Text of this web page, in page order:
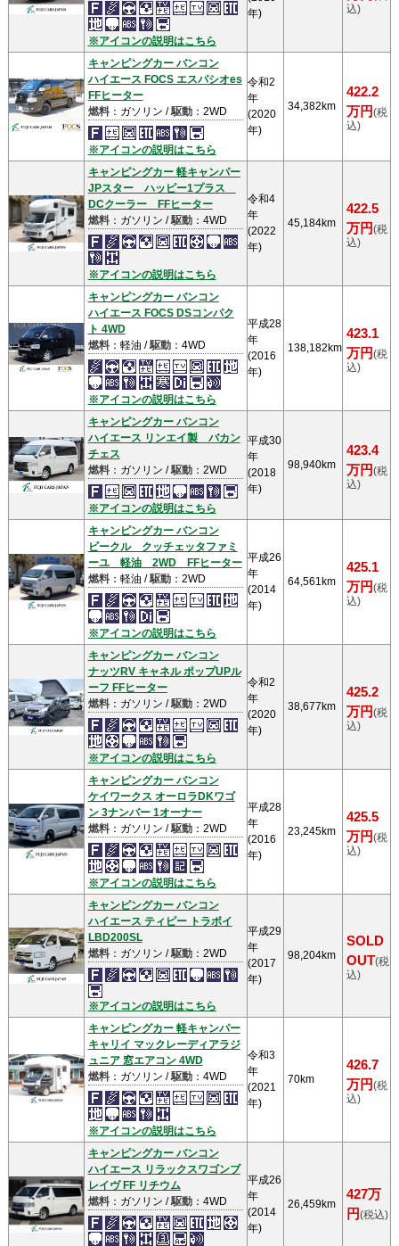
※アイコンの説明はこちら
年)
込)
キャンピングカー バンコン
ハイエース FOCS エスパシオes
FFヒーター
燃料：ガソリン /駆動：2WD
※アイコンの説明はこちら
令和2
年
(2020
年)
34,382km
422.2
万円(税
込)
キャンピングカー 軽キャンパー
JPスター ハッピー1プラス
DCクーラー FFヒーター
燃料：ガソリン /駆動：4WD
※アイコンの説明はこちら
令和4
年
(2022
年)
45,184km
422.5
万円(税
込)
キャンピングカー バンコン
ハイエース FOCS DSコンパク
ト 4WD
燃料：軽油 /駆動：4WD
※アイコンの説明はこちら
平成28
年
(2016
年)
138,182km
423.1
万円(税
込)
キャンピングカー バンコン
ハイエース リンエイ製 バカン
チェス
燃料：ガソリン /駆動：2WD
※アイコンの説明はこちら
平成30
年
(2018
年)
98,940km
423.4
万円(税
込)
キャンピングカー バンコン
ビークル クッチェッタファミ
ーユ 軽油 2WD FFヒーター
燃料：軽油 /駆動：2WD
※アイコンの説明はこちら
平成26
年
(2014
年)
64,561km
425.1
万円(税
込)
キャンピングカー バンコン
ナッツRV キャネル ポップUPル
ーフ FFヒーター
燃料：ガソリン /駆動：2WD
※アイコンの説明はこちら
令和2
年
(2020
年)
38,677km
425.2
万円(税
込)
キャンピングカー バンコン
ケイワークス オーロラDKワゴ
ン 3ナンバー 1オーナー
燃料：ガソリン /駆動：2WD
※アイコンの説明はこちら
平成28
年
(2016
年)
23,245km
425.5
万円(税
込)
キャンピングカー バンコン
ハイエース ティピー トラボイ
LBD200SL
燃料：ガソリン /駆動：2WD
※アイコンの説明はこちら
平成29
年
(2017
年)
98,204km
SOLD
OUT(税
込)
キャンピングカー 軽キャンパー
キャリイ マックレーディアラジ
ュニア 窓エアコン 4WD
燃料：ガソリン /駆動：4WD
※アイコンの説明はこちら
令和3
年
(2021
年)
70km
426.7
万円(税
込)
キャンピングカー バンコン
ハイエース リラックスワゴンブ
レイヴ FF リチウム
燃料：ガソリン /駆動：4WD
平成26
年
(2014
年)
26,459km
427万
円(税込)